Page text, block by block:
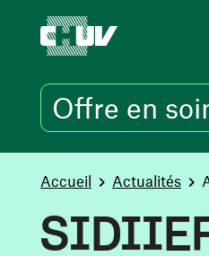
Offre en
You are here:
Accueil Actualités